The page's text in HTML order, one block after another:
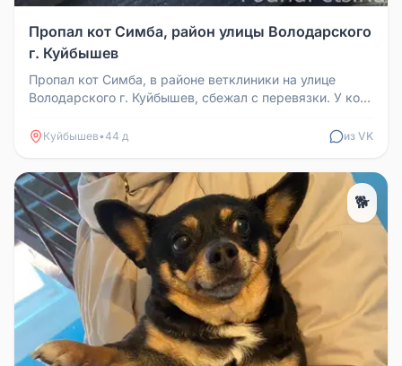
Пропал кот Симба, район улицы Володарского
г. Куйбышев
Пропал кот Симба, в районе ветклиники на улице
Володарского г. Куйбышев, сбежал с перевязки. У кота
Куйбышев•44 д из VK
🐕